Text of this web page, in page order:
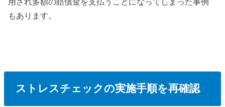
もあります。
ストレスチェックの実施手順を再確認